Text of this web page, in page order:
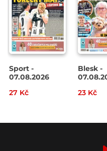
Sport -
07.08.2026
27 Kč
Blesk -
23 Kč